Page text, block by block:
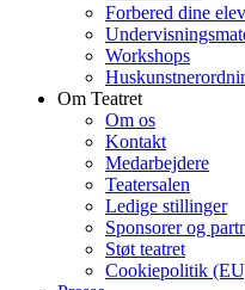
Forbered dine
Workshops
Om Teatret
Om os
Kontakt
Medarbejdere
Teatersalen
Ledige stillinger
Sponsorer og
Støt teatret
Cookiepolitik